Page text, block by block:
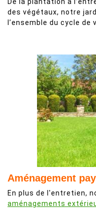
des végétaux, notre
l’ensemble du cycle de
Aménagement
En plus de l'entretien,
aménagements